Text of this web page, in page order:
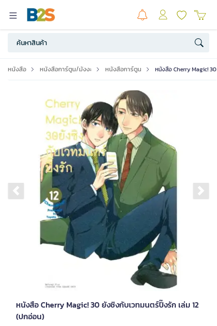
หนังสือ หนังสือการ์ตูน/มังงะ หนังสือการ์ตูน หนังสือ Cherry Magic!
Previous slide
หนังสือ Cherry Magic! 30 ยังซิงกับเวทมนตร์ปิ๊งรัก เล่ม 12
(ปกอ่อน)